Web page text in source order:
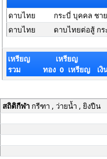
ดาบไทย กระบี่ บุคคล ชาย
ดาบไทย
ดาบไทยต่อสู้ ก
เหรียญ
รวม
เหรียญ
ทอง 0 เหรียญ
เ
สถิติกีฬากรีฑา , ว่ายน้ำ , ยิงปืน